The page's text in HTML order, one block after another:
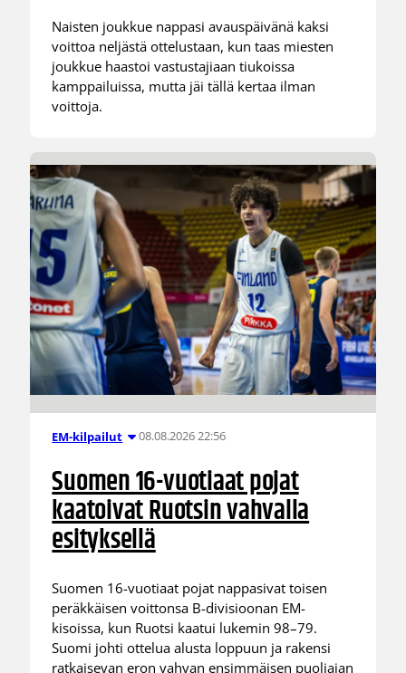
Naisten joukkue nappasi avauspäivänä kaksi
voittoa neljästä ottelustaan, kun taas miesten
joukkue haastoi vastustajiaan tiukoissa
kamppailuissa, mutta jäi tällä kertaa ilman
voittoja.
EM-kilpailut 08.08.2026 22:56
Suomen 16-vuotiaat pojat
kaatoivat Ruotsin vahvalla
esityksellä
Suomen 16-vuotiaat pojat nappasivat toisen
peräkkäisen voittonsa B-divisioonan EM-
kisoissa, kun Ruotsi kaatui lukemin 98–79.
Suomi johti ottelua alusta loppuun ja rakensi
ratkaisevan eron vahvan ensimmäisen puoliajan